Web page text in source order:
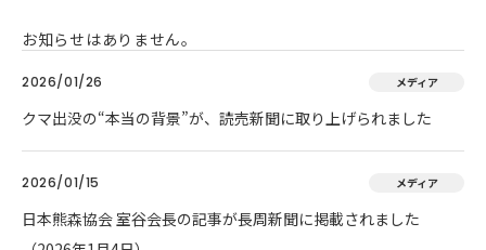
お知らせはありません。
2026/01/26 メディア
クマ出没の“本当の背景”が、読売新聞に取り上げられました
2026/01/15 メディア
日本熊森協会 室谷会長の記事が長周新聞に掲載されました